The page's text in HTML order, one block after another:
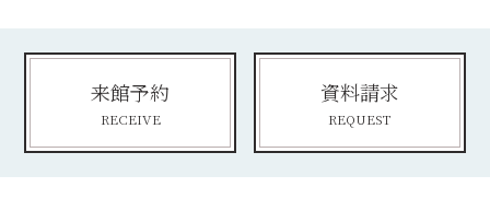
来館予約
RECEIVE
資料請求
REQUEST